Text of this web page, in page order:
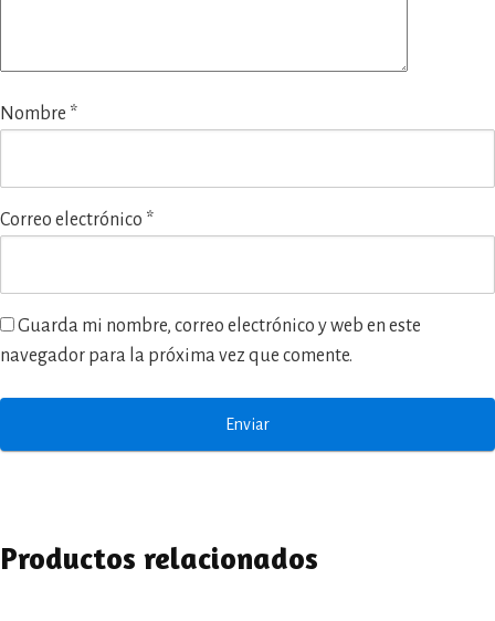
Nombre *
Correo electrónico *
Guarda mi nombre, correo electrónico y web en este
navegador para la próxima vez que comente.
Productos relacionados